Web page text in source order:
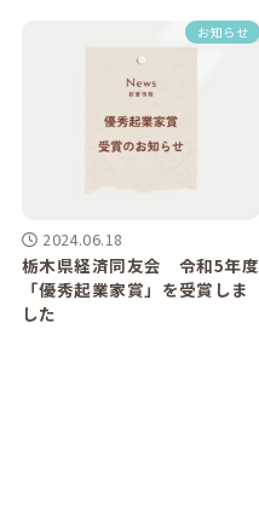
お知らせ
2024.06.18
栃木県経済同友会 令和5年度
「優秀起業家賞」を受賞しま
した